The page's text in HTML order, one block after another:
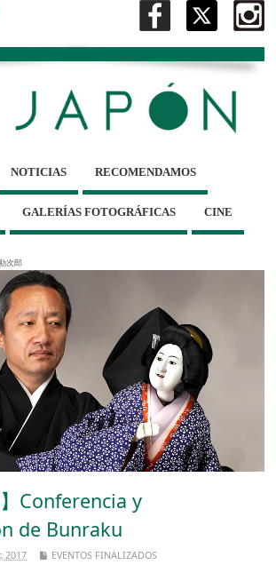
NOTICIAS RECOMENDAMOS
GALERÍAS FOTOGRÁFICAS CINE
次郎
Conferencia y
de Bunraku
2017 EVENTOS FINALIZADOS